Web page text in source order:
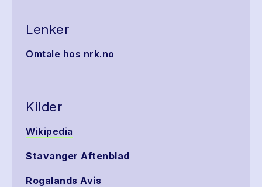
Lenker
Omtale hos nrk.no
Kilder
Wikipedia
Stavanger Aftenblad
Rogalands Avis